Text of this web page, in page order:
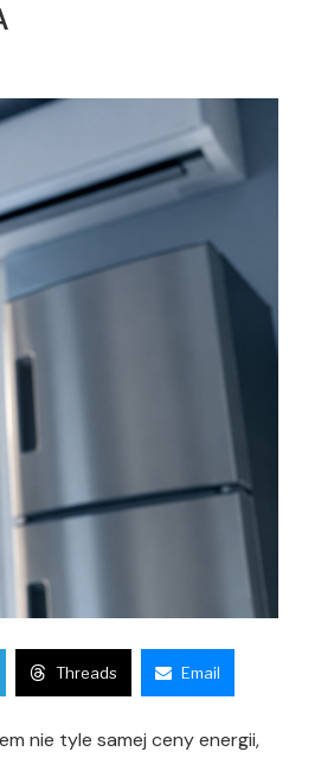
Threads Email
nie tyle samej ceny energii,